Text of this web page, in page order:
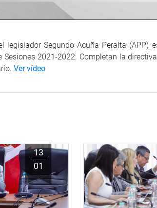
Segundo Acuña Peralta (APP)
2021-2022. Completan la
Ver vídeo
13
01